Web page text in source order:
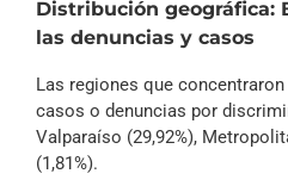
Distribución geográfica:
las denuncias y casos
Las regiones que
casos o denuncias por
Valparaíso (29,92%),
(1,81%).